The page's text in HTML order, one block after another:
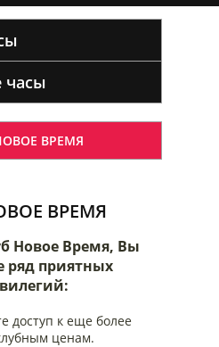
часы
ВРЕМЯ
ВРЕМЯ
Новое Время, Вы
ряд приятных
доступ к еще более
ценам.